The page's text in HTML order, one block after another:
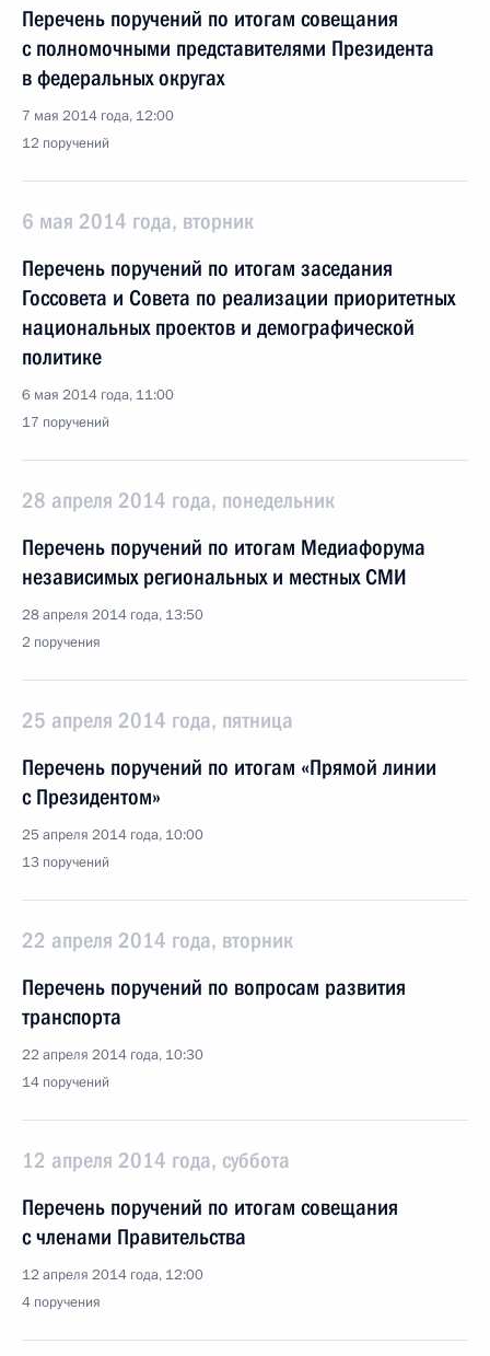
Перечень поручений по итогам совещания
с полномочными представителями Президента
в федеральных округах
7 мая 2014 года, 12:00
12 поручений
6 мая 2014 года, вторник
Перечень поручений по итогам заседания
Госсовета и Совета по реализации приоритетных
национальных проектов и демографической
политике
6 мая 2014 года, 11:00
17 поручений
28 апреля 2014 года, понедельник
Перечень поручений по итогам Медиафорума
независимых региональных и местных СМИ
28 апреля 2014 года, 13:50
2 поручения
25 апреля 2014 года, пятница
Перечень поручений по итогам «Прямой линии
с Президентом»
25 апреля 2014 года, 10:00
13 поручений
22 апреля 2014 года, вторник
Перечень поручений по вопросам развития
транспорта
22 апреля 2014 года, 10:30
14 поручений
12 апреля 2014 года, суббота
Перечень поручений по итогам совещания
с членами Правительства
12 апреля 2014 года, 12:00
4 поручения